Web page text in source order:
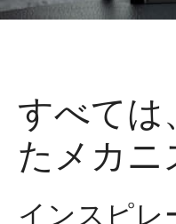
すべては
たメカニ
インスピレ